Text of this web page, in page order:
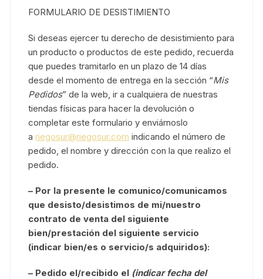
FORMULARIO DE DESISTIMIENTO
Si deseas ejercer tu derecho de desistimiento para
un producto o productos de este pedido, recuerda
que puedes tramitarlo en un plazo de 14 días
desde el momento de entrega en la sección “Mis
Pedidos” de la web, ir a cualquiera de nuestras
tiendas físicas para hacer la devolución o
completar este formulario y enviárnoslo
ariegosur@riegosur.com indicando el número de
pedido, el nombre y dirección con la que realizo el
pedido.
– Por la presente le comunico/comunicamos
que desisto/desistimos de mi/nuestro
contrato de venta del siguiente
bien/prestación del siguiente servicio
(indicar bien/es o servicio/s adquiridos):
– Pedido el/recibido el (indicar fecha del